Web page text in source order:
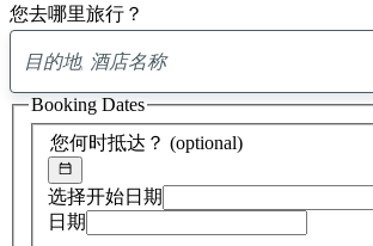
您去哪里旅行？
找
到
您何时抵达？ (optional)
选择开始日期
日期
Booking Dates